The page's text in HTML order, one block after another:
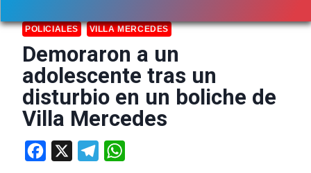
POLICIALES VILLA MERCEDES
Demoraron a un
adolescente tras un
disturbio en un boliche de
Villa Mercedes
Facebook Telegram